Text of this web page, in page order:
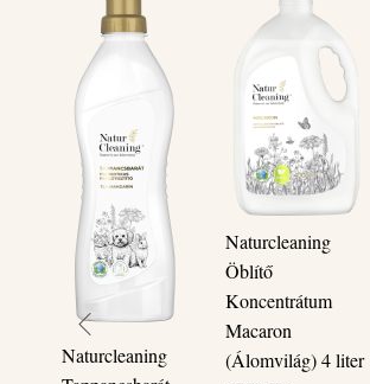
Naturcleaning
Naturcleaning
Öblítő
Koncentrátum
Macaron
(Álomvilág) 4 liter